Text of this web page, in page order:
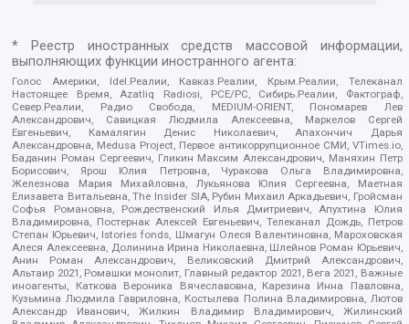
* Реестр иностранных средств массовой информации,
выполняющих функции иностранного агента:
Голос Америки, Idel.Реалии, Кавказ.Реалии, Крым.Реалии, Телеканал
Настоящее Время, Azatliq Radiosi, PCE/PC, Сибирь.Реалии, Фактограф,
Север.Реалии, Радио Свобода, MEDIUM-ORIENT, Пономарев Лев
Александрович, Савицкая Людмила Алексеевна, Маркелов Сергей
Евгеньевич, Камалягин Денис Николаевич, Апахончич Дарья
Александровна, Medusa Project, Первое антикоррупционное СМИ, VTimes.io,
Баданин Роман Сергеевич, Гликин Максим Александрович, Маняхин Петр
Борисович, Ярош Юлия Петровна, Чуракова Ольга Владимировна,
Железнова Мария Михайловна, Лукьянова Юлия Сергеевна, Маетная
Елизавета Витальевна, The Insider SIA, Рубин Михаил Аркадьевич, Гройсман
Софья Романовна, Рождественский Илья Дмитриевич, Апухтина Юлия
Владимировна, Постернак Алексей Евгеньевич, Телеканал Дождь, Петров
Степан Юрьевич, Istories fonds, Шмагун Олеся Валентиновна, Мароховская
Алеся Алексеевна, Долинина Ирина Николаевна, Шлейнов Роман Юрьевич,
Анин Роман Александрович, Великовский Дмитрий Александрович,
Альтаир 2021, Ромашки монолит, Главный редактор 2021, Вега 2021, Важные
иноагенты, Каткова Вероника Вячеславовна, Карезина Инна Павловна,
Кузьмина Людмила Гавриловна, Костылева Полина Владимировна, Лютов
Александр Иванович, Жилкин Владимир Владимирович, Жилинский